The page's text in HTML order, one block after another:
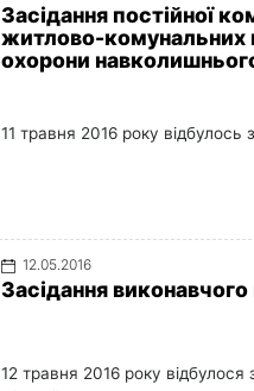
Засідання постійної
житлово-комунальних
охорони
11 травня 2016 року відбулось
12.05.2016
Засідання
12 травня 2016 року відбулося